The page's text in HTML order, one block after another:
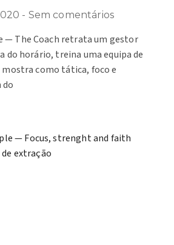
Sem comentários
— The Coach retrata um gestor
do horário, treina uma equipa de
como tática, foco e
do